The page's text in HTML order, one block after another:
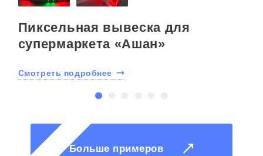
Пиксельная вывеска для
супермаркета «Ашан»
Смотреть подробнее
Больше примеров